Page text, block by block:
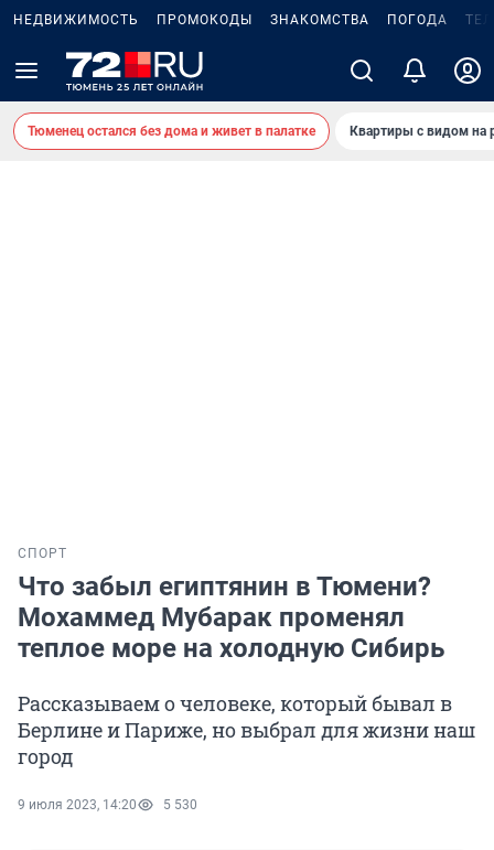
НЕДВИЖИМОСТЬ ПРОМОКОДЫ ЗНАКОМСТВА ПОГОДА
Тюменец остался без дома и живет в палатке Квартиры с видом на
СПОРТ
Что забыл египтянин в Тюмени?
Мохаммед Мубарак променял
теплое море на холодную Сибирь
Рассказываем о человеке, который бывал в
Берлине и Париже, но выбрал для жизни наш
город
9 июля 2023, 14:20 5 530